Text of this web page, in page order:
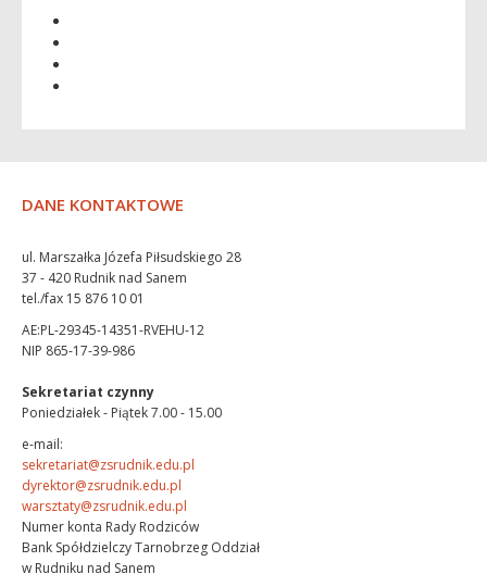
DANE KONTAKTOWE
ul. Marszałka Józefa Piłsudskiego 28
37 - 420 Rudnik nad Sanem
tel./fax 15 876 10 01
AE:PL-29345-14351-RVEHU-12
NIP 865-17-39-986
Sekretariat czynny
Poniedziałek - Piątek 7.00 - 15.00
e-mail:
sekretariat@zsrudnik.edu.pl
dyrektor@zsrudnik.edu.pl
warsztaty@zsrudnik.edu.pl
Numer konta Rady Rodziców
Bank Spółdzielczy Tarnobrzeg Oddział
w Rudniku nad Sanem